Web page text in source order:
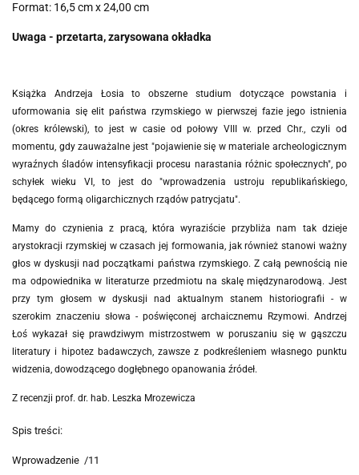
Format: 16,5 cm x 24,00 cm
Uwaga - przetarta, zarysowana okładka
Książka Andrzeja Łosia to obszerne studium dotyczące powstania i
uformowania się elit państwa rzymskiego w pierwszej fazie jego istnienia
(okres królewski), to jest w casie od połowy VIII w. przed Chr., czyli od
momentu, gdy zauważalne jest "pojawienie się w materiale archeologicznym
wyraźnych śladów intensyfikacji procesu narastania różnic społecznych", po
schyłek wieku VI, to jest do "wprowadzenia ustroju republikańskiego,
będącego formą oligarchicznych rządów patrycjatu".
Mamy do czynienia z pracą, która wyraziście przybliża nam tak dzieje
arystokracji rzymskiej w czasach jej formowania, jak również stanowi ważny
głos w dyskusji nad początkami państwa rzymskiego. Z całą pewnością nie
ma odpowiednika w literaturze przedmiotu na skalę międzynarodową. Jest
przy tym głosem w dyskusji nad aktualnym stanem historiografii - w
szerokim znaczeniu słowa - poświęconej archaicznemu Rzymowi. Andrzej
Łoś wykazał się prawdziwym mistrzostwem w poruszaniu się w gąszczu
literatury i hipotez badawczych, zawsze z podkreśleniem własnego punktu
widzenia, dowodzącego dogłębnego opanowania źródeł.
Z recenzji prof. dr. hab. Leszka Mrozewicza
Spis treści:
Wprowadzenie /11